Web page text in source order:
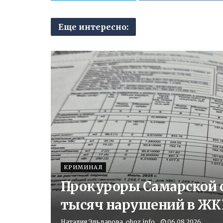
Еще интересно:
КРИМИНАЛ
Прокуроры Самарской
тысяч нарушений в